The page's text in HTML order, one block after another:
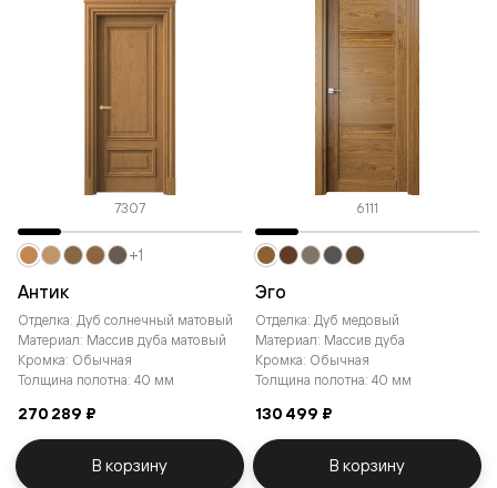
7307
Антик
Отделка: Дуб солнечный матовый
Материал: Массив дуба матовый
Кромка: Обычная
Толщина полотна: 40 мм
270 289 ₽
+1
В корзину
6111
Эго
Отделка: Дуб медовый
Материал: Массив дуба
Кромка: Обычная
Толщина полотна: 40 мм
130 499 ₽
В корзину